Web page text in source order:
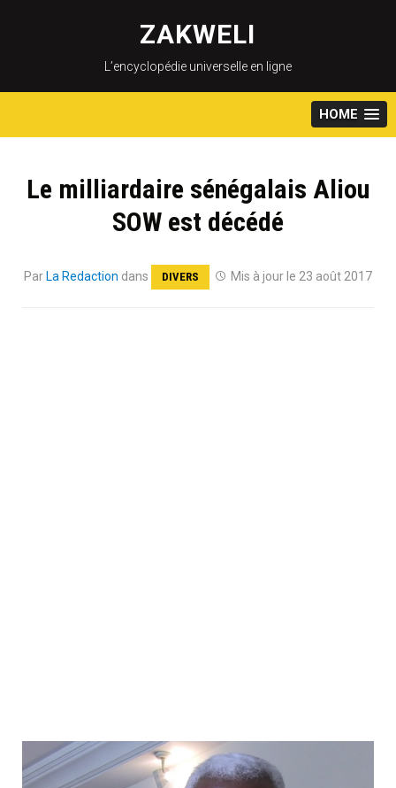
content
ZAKWELI
L’encyclopédie universelle en ligne
HOME
Le milliardaire sénégalais Aliou
SOW est décédé
Par La Redaction dans DIVERS Mis à jour le 23 août 2017